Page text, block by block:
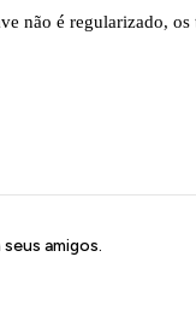
não é regularizado,
amigos.